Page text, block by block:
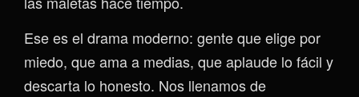
Ese es el drama moderno: gente que elige por
miedo, que ama a medias, que aplaude lo fácil y
descarta lo honesto. Nos llenamos de